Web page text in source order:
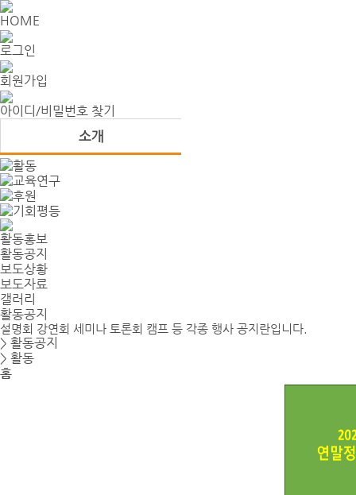
HOME
로그인
회원가입
아이디/비밀번호 찾기
활동홍보
활동공지
보도상황
보도자료
갤러리
활동공지
설명회 강연회 세미나 토론회 캠프 등 각종 행사 공지란입니다.
> 활동공지
> 활동
홈